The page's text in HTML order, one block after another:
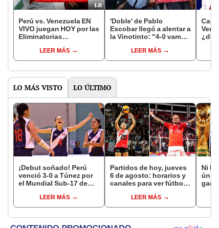
Perú vs. Venezuela EN
VIVO juegan HOY por las
Eliminatorias
LEER MÁS
'Doble' de Pablo
Escobar llegó a alentar a
la Vinotinto: "4-0 vamos
LEER MÁS
LO MÁS VISTO LO ÚLTIMO
¡Debut soñado! Perú
venció 3-0 a Túnez por
el Mundial Sub-17 de
LEER MÁS
Partidos de hoy, jueves
6 de agosto: horarios y
canales para ver fútbol
LEER MÁS
Ni
Oro